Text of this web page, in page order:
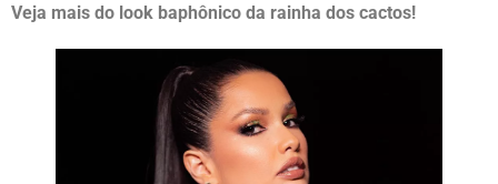
Veja mais do look baphônico da rainha dos cactos!